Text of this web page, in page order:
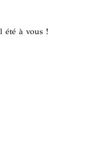
été à vous !